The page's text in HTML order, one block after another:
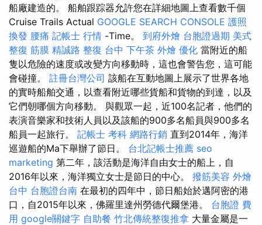
船廠建造的。 船舶跟踪器允許您在詳細地圖上查看數千個
Cruise Trails Actual GOOGLE SEARCH CONSOLE 護照
換發 腰痛 記帳士 行情 -Time。 到府外燴 台胞證過期 美式
整復 筋膜 精誠路 整復 台中 下午茶 外燴 優化 當附近的船
隻以危險的速度或改變方向移動時，這也會警告您，這可能
會碰撞。 註冊台灣公司 該船在互動地圖上展示了世界各地
的實時船舶交通，以查看附近哪些貨船和貨物的到達，以及
它們朝哪個方向移動。 與觀眾一起，近100名記者，他們的
表演音樂家和技術人員以及該船的900多名船員與900多名
船員一起旅行。 記帳士 考科 網路行銷 直到2014年，海洋
巡遊船的Ma下舉辦了節日。 台北記帳士推薦 seo
marketing 第二年，該活動是海洋自由女士的船上，自
2016年以來，海洋獨立女士是節日的中心。 撥筋美容 外燴
台中 台胞證台南 在最初的四年中，節日船始於邁阿密的港
口，自2015年以來，佛羅里達州勞德代爾堡港。 台胞證 費
用 google關鍵字 自助餐 竹北傳統整復推拿 大量金屬是一